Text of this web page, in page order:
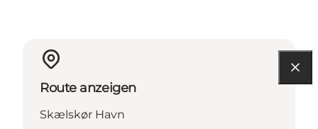
Route anzeigen
Skælskør Havn